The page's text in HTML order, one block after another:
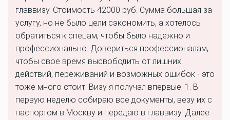
главвизу. Стоимость 42000 руб. Сумма большая за
услугу, но не было цели сэкономить, а хотелось
обратиться к спецам, чтобы было надежно и
профессионально. Довериться профессионалам,
чтобы свое время высвободить от лишних
действий, переживаний и возможных ошибок - это
тоже много стоит. Визу я получал впервые. 1. В
первую неделю собираю все документы, везу их с
паспортом в Москву и передаю в главвизу. Далее